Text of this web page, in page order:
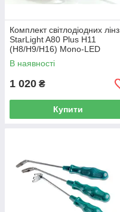
Комплект світлодіодних лінз
StarLight A80 Plus H11
(H8/H9/H16) Mono-LED
+200% 12/24V
В наявності
1 020 ₴
Купити